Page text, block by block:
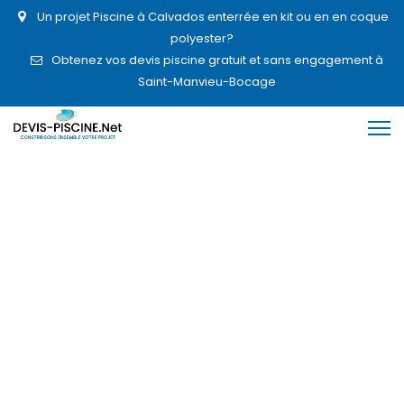
Un projet Piscine à Calvados enterrée en kit ou en en coque
polyester?
Obtenez vos devis piscine gratuit et sans engagement à
Saint-Manvieu-Bocage